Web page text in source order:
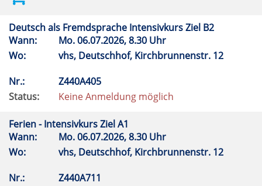
Deutsch als Fremdsprache Intensivkurs Ziel B2
Wann:
Mo.06.07.2026, 8.30 Uhr
Wo:
vhs, Deutschhof, Kirchbrunnenstr. 12
Nr.:
Z440A405
Status:
Keine Anmeldung möglich
Ferien - Intensivkurs Ziel A1
Wann:
Mo.06.07.2026, 8.30 Uhr
Wo:
vhs, Deutschhof, Kirchbrunnenstr. 12
Nr.:
Z440A711